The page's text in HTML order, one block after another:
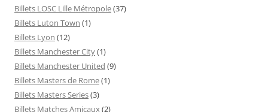
Billets LOSC Lille Métropole(37)
Billets Luton Town (1)
Billets Lyon (12)
Billets Manchester City(1)
Billets Manchester United (9)
Billets Masters de Rome(1)
Billets Masters Series(3)
Billets Matches Amicaux(2)